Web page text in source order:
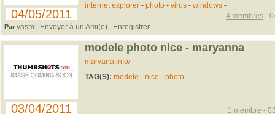
04/05/2011
internet explorer- photo- virus- windows-
Par yasm | Envoyer à un Ami(e) | Enregistrer
4 membres -
03/04/2011
modele photo nice - maryanna
maryana.info/
TAG(S): modele - nice - photo-
1 membre -